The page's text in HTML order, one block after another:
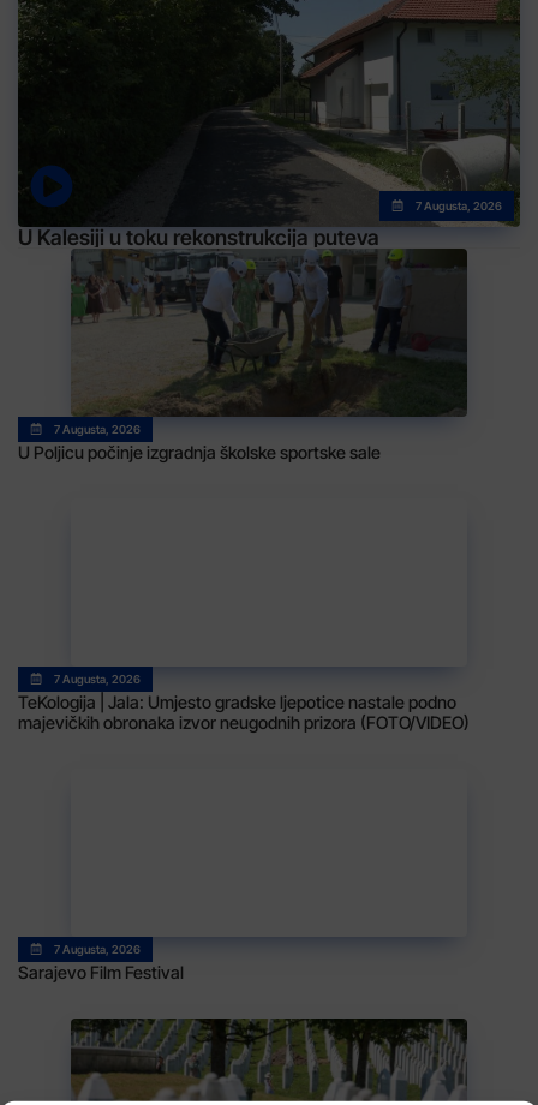
7 Augusta, 2026
U Kalesiji u toku rekonstrukcija puteva
7 Augusta, 2026
U Poljicu počinje izgradnja školske sportske sale
7 Augusta, 2026
TeKologija | Jala: Umjesto gradske ljepotice nastale podno
majevičkih obronaka izvor neugodnih prizora (FOTO/VIDEO)
7 Augusta, 2026
Sarajevo Film Festival